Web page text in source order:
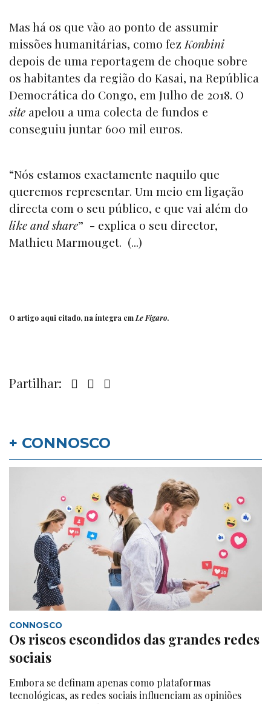
Mas há os que vão ao ponto de assumir
missões humanitárias, como fez Konbini
depois de uma reportagem de choque sobre
os habitantes da região do Kasai, na República
Democrática do Congo, em Julho de 2018. O
site apelou a uma colecta de fundos e
conseguiu juntar 600 mil euros.
“Nós estamos exactamente naquilo que
queremos representar. Um meio em ligação
directa com o seu público, e que vai além do
like and share” - explica o seu director,
Mathieu Marmouget. (...)
O artigo aqui citado, na íntegra emLe Figaro.
Partilhar:
+ CONNOSCO
CONNOSCO
Os riscos escondidos das grandes redes
sociais
Embora se definam apenas como plataformas
tecnológicas, as redes sociais influenciam as opiniões